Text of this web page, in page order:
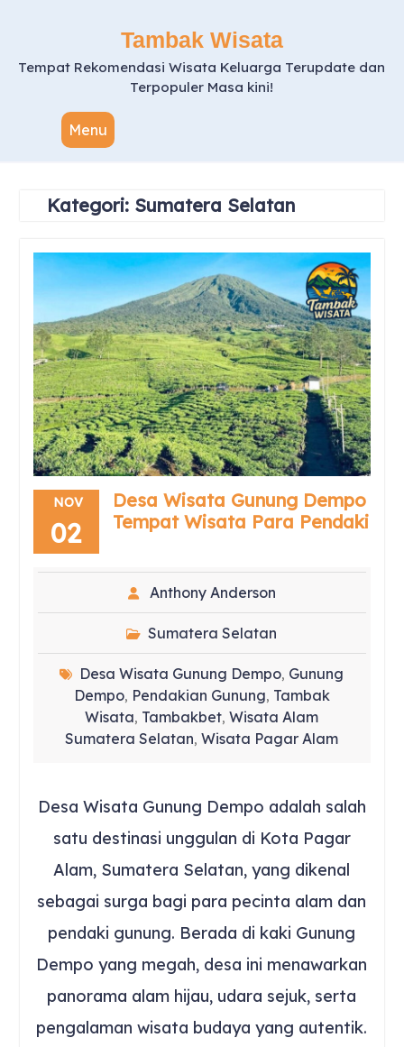
Tambak Wisata
Tempat Rekomendasi Wisata Keluarga Terupdate dan
Terpopuler Masa kini!
Menu
Kategori: Sumatera Selatan
NOV
02
Desa Wisata Gunung Dempo
Tempat Wisata Para Pendaki
Anthony Anderson
Sumatera Selatan
Desa Wisata Gunung Dempo, Gunung
Dempo, Pendakian Gunung, Tambak
Wisata, Tambakbet,Wisata Alam
Sumatera Selatan,Wisata Pagar Alam
Desa Wisata Gunung Dempo adalah salah
satu destinasi unggulan di Kota Pagar
Alam, Sumatera Selatan, yang dikenal
sebagai surga bagi para pecinta alam dan
pendaki gunung. Berada di kaki Gunung
Dempo yang megah, desa ini menawarkan
panorama alam hijau, udara sejuk, serta
pengalaman wisata budaya yang autentik.